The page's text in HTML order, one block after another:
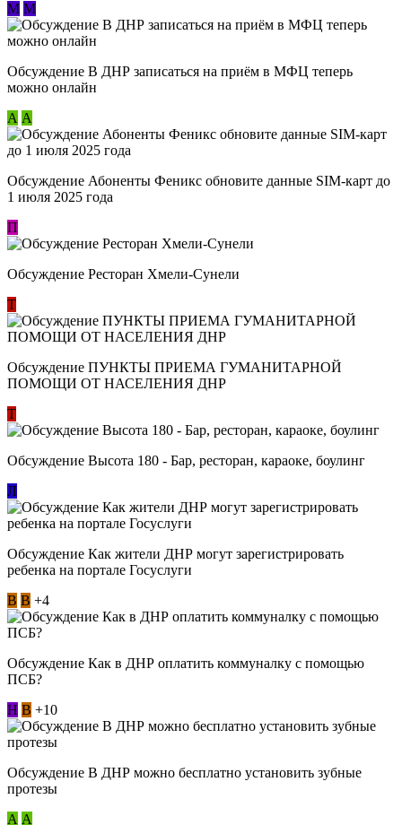
М М
Обсуждение В ДНР записаться на приём в МФЦ теперь
можно онлайн
А А
Обсуждение Абоненты Феникс обновите данные SIM-карт до
1 июля 2025 года
П
Обсуждение Ресторан Хмели-Сунели
Т
Обсуждение ​ПУНКТЫ ПРИЕМА ГУМАНИТАРНОЙ
ПОМОЩИ ОТ НАСЕЛЕНИЯ ДНР
Т
Обсуждение Высота 180 - Бар, ресторан, караоке, боулинг
Л
Обсуждение Как жители ДНР могут зарегистрировать
ребенка на портале Госуслуги
В В +4
Обсуждение Как в ДНР оплатить коммуналку с помощью
ПСБ?
Н В +10
Обсуждение В ДНР можно бесплатно установить зубные
протезы
А А